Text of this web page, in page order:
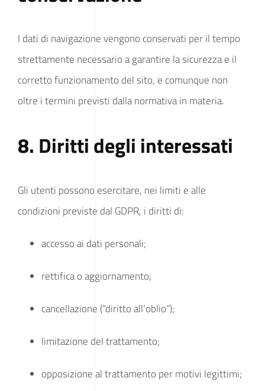
I dati di navigazione vengono conservati per il tempo
strettamente necessario a garantire la sicurezza e il
corretto funzionamento del sito, e comunque non
oltre i termini previsti dalla normativa in materia.
8. Diritti degli interessati
Gli utenti possono esercitare, nei limiti e alle
condizioni previste dal GDPR, i diritti di:
accesso ai dati personali;
rettifica o aggiornamento;
cancellazione (“diritto all’oblio”);
limitazione del trattamento;
opposizione al trattamento per motivi legittimi;